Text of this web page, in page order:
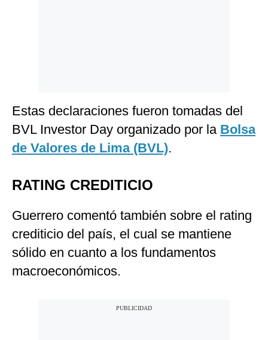
Estas declaraciones fueron tomadas del
BVL Investor Day organizado por la Bolsa
de Valores de Lima (BVL).
RATING CREDITICIO
Guerrero comentó también sobre el rating
crediticio del país, el cual se mantiene
sólido en cuanto a los fundamentos
macroeconómicos.